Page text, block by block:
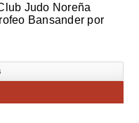
Judo Noreña
Bansander por